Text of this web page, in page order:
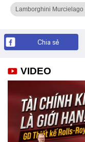
Lamborghini
Chia sẻ
VIDEO